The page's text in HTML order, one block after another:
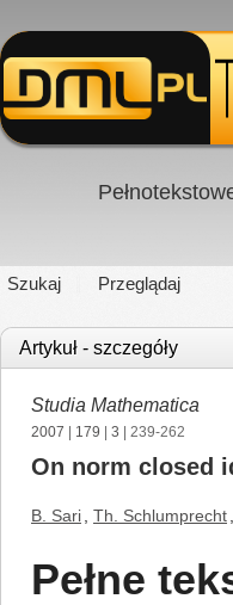
Szukaj Przeglądaj
Artykuł - szczegóły
Studia Mathematica
2007 179 3 | 239-262
On norm closed
B. Sari Th. Schlumprecht
Pełne